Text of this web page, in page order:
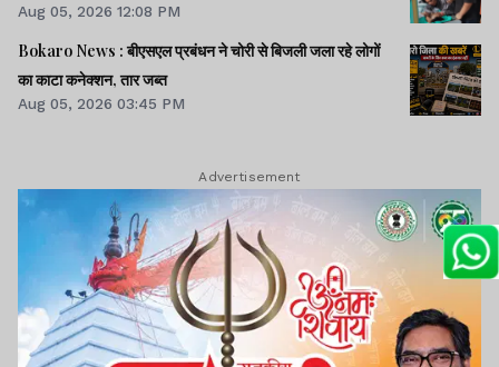
Aug 05, 2026 12:08 PM
Bokaro News : बीएसएल प्रबंधन ने चोरी से बिजली जला रहे लोगों
का काटा कनेक्शन, तार जब्त
Aug 05, 2026 03:45 PM
Advertisement